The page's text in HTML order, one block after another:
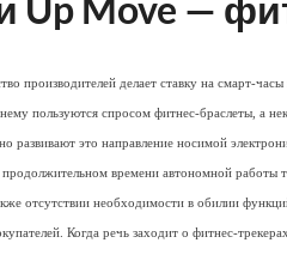
производителей делает ставку на смарт-часы
пользуются спросом фитнес-браслеты, а
развивают это направление носимой
продолжительном времени автономной работы
отсутствии необходимости в обилии
Когда речь заходит о фитнес-